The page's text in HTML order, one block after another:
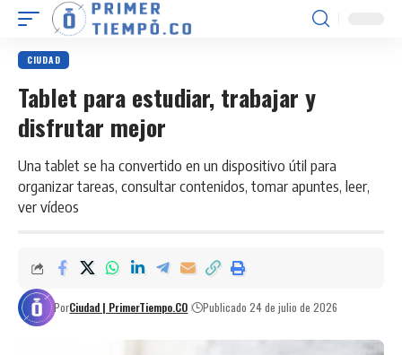
CIUDAD
Tablet para estudiar, trabajar y
disfrutar mejor
Una tablet se ha convertido en un dispositivo útil para
organizar tareas, consultar contenidos, tomar apuntes, leer,
ver vídeos
PorCiudad | PrimerTiempo.CO Publicado 24 de julio de 2026